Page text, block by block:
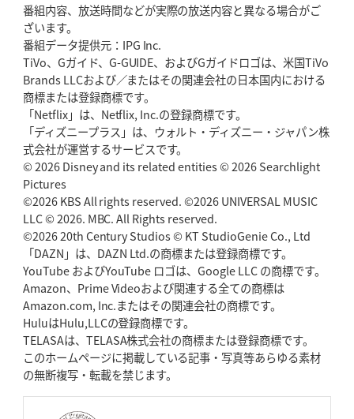
番組内容、放送時間などが実際の放送内容と異なる場合がご
ざいます。
番組データ提供元：IPG Inc.
TiVo、Gガイド、G-GUIDE、およびGガイドロゴは、米国TiVo
Brands LLCおよび／またはその関連会社の日本国内における
商標または登録商標です。
「Netflix」は、Netflix, Inc.の登録商標です。
「ディズニープラス」は、ウォルト・ディズニー・ジャパン株
式会社が運営するサービスです。
© 2026 Disney and its related entities © 2026 Searchlight
Pictures
©2026 KBS All rights reserved. ©2026 UNIVERSAL MUSIC
LLC © 2026. MBC. All Rights reserved.
©2026 20th Century Studios © KT StudioGenie Co., Ltd
「DAZN」は、DAZN Ltd.の商標または登録商標です。
YouTube およびYouTube ロゴは、Google LLC の商標です。
Amazon、Prime Videoおよび関連する全ての商標は
Amazon.com, Inc.またはその関連会社の商標です。
HuluはHulu,LLCの登録商標です。
TELASAは、TELASA株式会社の商標または登録商標です。
このホームページに掲載している記事・写真等あらゆる素材
の無断複写・転載を禁じます。